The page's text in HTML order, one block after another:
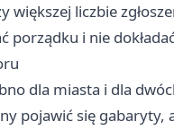
liczbie
porządku i nie
dla miasta i dla
pojawić się gabaryty,